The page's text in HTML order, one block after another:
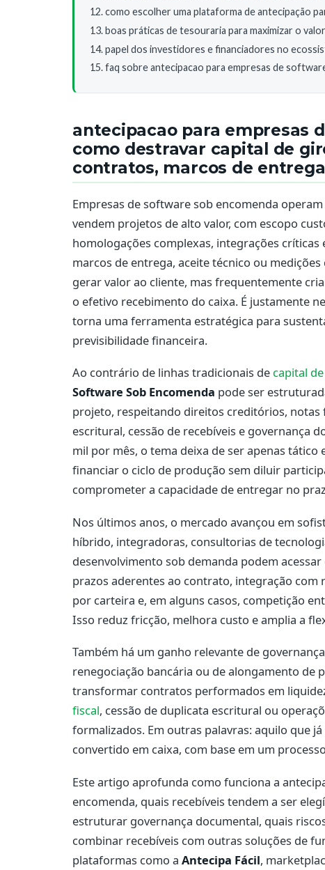
como escolher uma plataforma de antecipação
boas práticas de tesouraria para maximizar o
papel dos investidores e financiadores no
faq sobre antecipacao para empresas de
antecipacao para empresas
como destravar capital de
contratos, marcos de
Empresas de software sob encomenda
vendem projetos de alto valor, com escopo
homologações complexas, integrações
marcos de entrega, aceite técnico ou
gerar valor ao cliente, mas frequentemente
o efetivo recebimento do caixa. É justamente
torna uma ferramenta estratégica para
previsibilidade financeira.
Ao contrário de linhas tradicionais de capital
Software Sob Encomenda pode ser
projeto, respeitando direitos creditórios, notas
escritural, cessão de recebíveis e governança
mil por mês, o tema deixa de ser apenas
financiar o ciclo de produção sem diluir
comprometer a capacidade de entregar no
Nos últimos anos, o mercado avançou em
híbrido, integradoras, consultorias de
desenvolvimento sob demanda podem
prazos aderentes ao contrato, integração com
por carteira e, em alguns casos, competição
Isso reduz fricção, melhora custo e amplia a
Também há um ganho relevante de
renegociação bancária ou de alongamento de
transformar contratos performados em
fiscal, cessão de duplicata escritural ou
formalizados. Em outras palavras: aquilo que
convertido em caixa, com base em um
Este artigo aprofunda como funciona a
encomenda, quais recebíveis tendem a ser
estruturar governança documental, quais
combinar recebíveis com outras soluções de
plataformas como a Antecipa Fácil,